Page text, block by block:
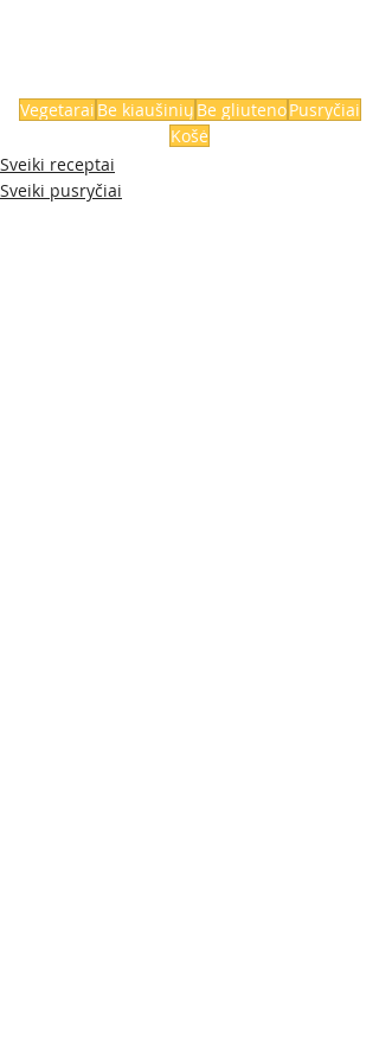
Vegetarai Be kiaušinių Be gliutenoPusryčiai
Košė
Sveiki receptai
Sveiki pusryčiai